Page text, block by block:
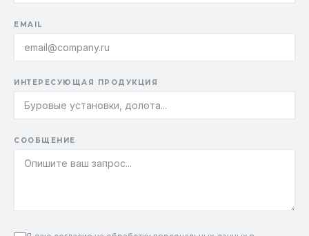
EMAIL
ИНТЕРЕСУЮЩАЯ ПРОДУКЦИЯ
СООБЩЕНИЕ